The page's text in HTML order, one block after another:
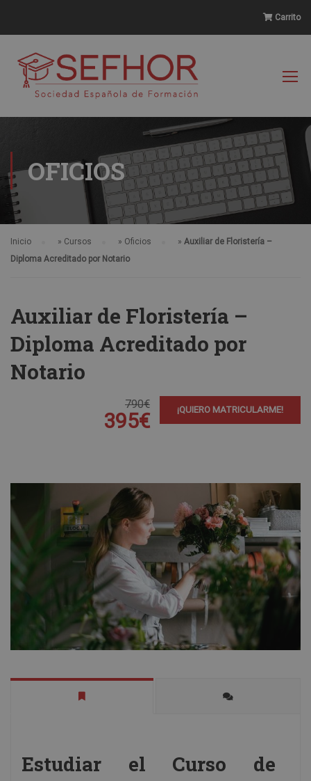
Carrito
OFICIOS
Inicio » Cursos » Oficios » Auxiliar de Floristería –
Diploma Acreditado por Notario
Auxiliar de Floristería –
Diploma Acreditado por
Notario
790€
395€ ¡QUIERO MATRICULARME!
Estudiar el Curso de